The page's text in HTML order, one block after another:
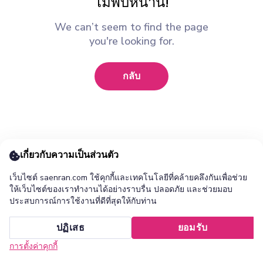
We can’t seem to find the page
you're looking for.
กลับ
หน้าแรก
ยกเลิก ติดตั้ง
เกี่ยวกับความเป็นส่วนตัว
เว็บไซต์ saenran.com ใช้คุกกี้และเทคโนโลยีที่คล้ายคลึงกันเพื่อช่วย
ให้เว็บไซต์ของเราทำงานได้อย่างราบรื่น ปลอดภัย และช่วยมอบ
ประสบการณ์การใช้งานที่ดีที่สุดให้กับท่าน
ปฏิเสธ ยอมรับ
การตั้งค่าคุกกี้